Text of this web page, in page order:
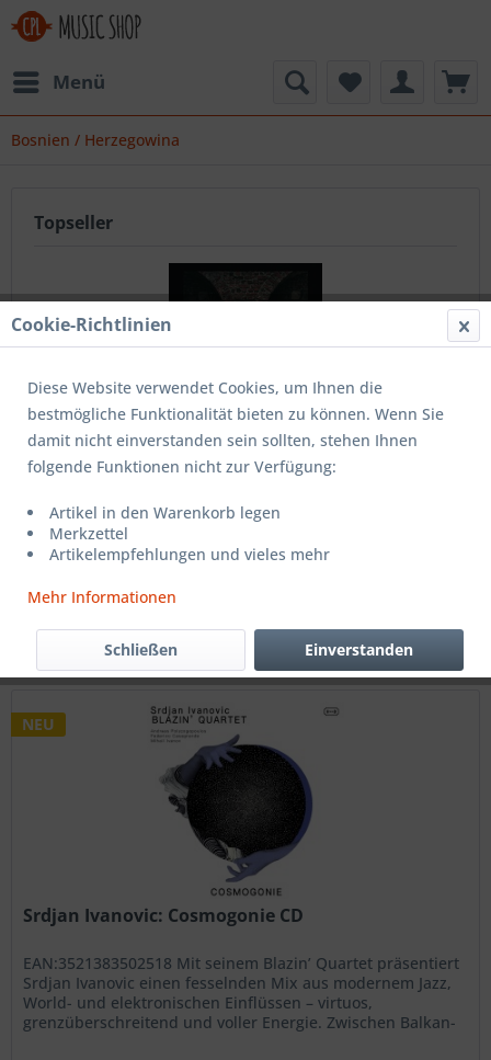
Menü
Bosnien / Herzegowina
Topseller
Daniel Lazar and Almir Meskovic - Family Beyond...
14,99 € *
Filtern
NEU
Srdjan Ivanovic: Cosmogonie CD
EAN:3521383502518 Mit seinem Blazin’ Quartet präsentiert
Srdjan Ivanovic einen fesselnden Mix aus modernem Jazz,
World- und elektronischen Einflüssen – virtuos,
grenzüberschreitend und voller Energie. Zwischen Balkan-
Cookie-Richtlinien
Diese Website verwendet Cookies, um Ihnen die
bestmögliche Funktionalität bieten zu können. Wenn Sie
damit nicht einverstanden sein sollten, stehen Ihnen
folgende Funktionen nicht zur Verfügung:
Artikel in den Warenkorb legen
Merkzettel
Artikelempfehlungen und vieles mehr
Mehr Informationen
Einverstanden
Schließen